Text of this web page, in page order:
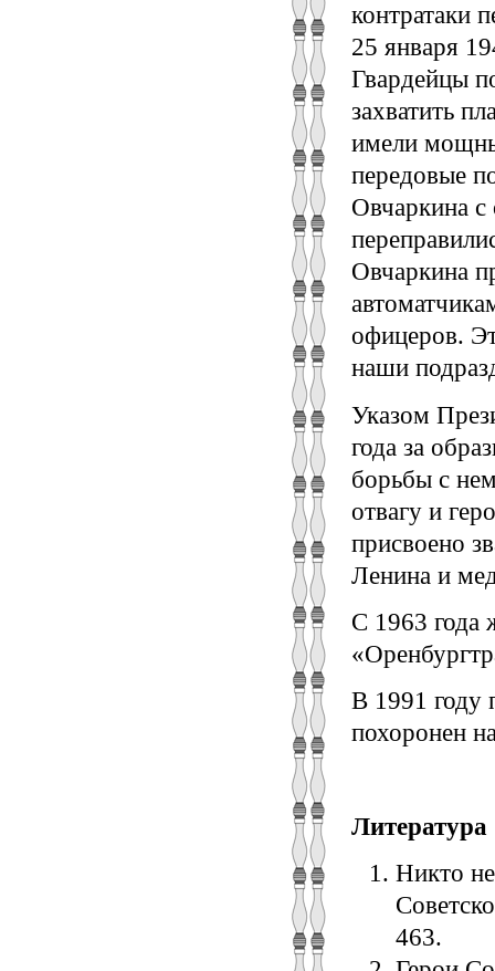
контратаки
25 января
Гвардейцы
захватить
имели
передовые
Овчаркина
Овчаркина
офицеров.
наши
Указом
года за
борьбы с
отвагу и
присвоено
Ленина и
С 1963 года
В 1991 году
похоронен
Литература
Никто
463.